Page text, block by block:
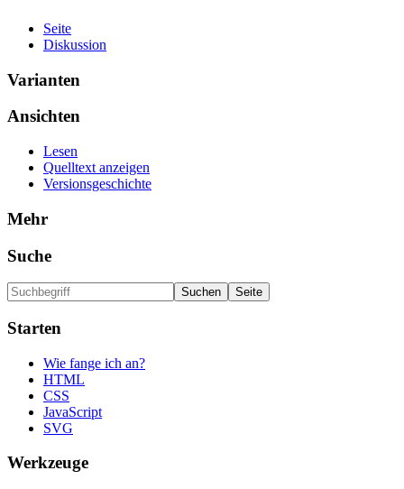
Seite
Diskussion
Varianten
Ansichten
Lesen
Quelltext anzeigen
Versionsgeschichte
Mehr
Suche
Starten
Wie fange ich an?
HTML
CSS
JavaScript
SVG
Werkzeuge